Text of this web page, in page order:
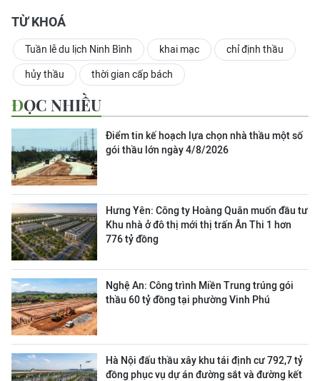
TỪ KHOÁ
Tuần lễ du lịch Ninh Bình khai mạc chỉ định thầu
hủy thầu thời gian cấp bách
ĐỌC NHIỀU
Điểm tin kế hoạch lựa chọn nhà thầu một số
gói thầu lớn ngày 4/8/2026
Hưng Yên: Công ty Hoàng Quân muốn đầu tư
Khu nhà ở đô thị mới thị trấn Ân Thi 1 hơn
776 tỷ đồng
Nghệ An: Công trình Miền Trung trúng gói
thầu 60 tỷ đồng tại phường Vinh Phú
Hà Nội đấu thầu xây khu tái định cư 792,7 tỷ
đồng phục vụ dự án đường sắt và đường kết